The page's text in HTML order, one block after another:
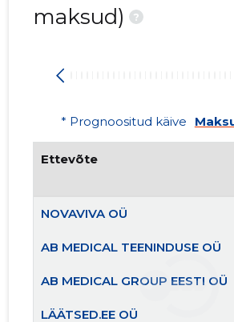
maksud)
?
* Prognoositud käive
Ettevõte
NOVAVIVA OÜ
AB MEDICAL TEENINDUSE OÜ
AB MEDICAL GROUP EESTI OÜ
LÄÄTSED.EE OÜ